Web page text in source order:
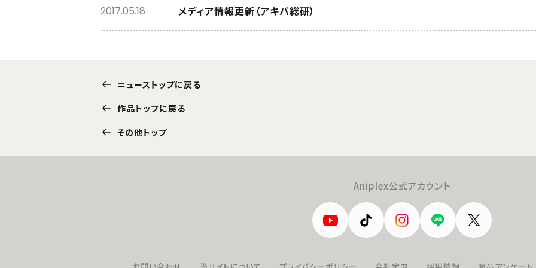
メディア情報更新（アキバ総研）
2017.05.18
ニューストップに戻る
作品トップに戻る
その他トップ
Aniplex公式アカウント